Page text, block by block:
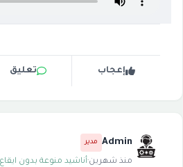
إعجاب تعليق
Admin مدير
منذ شهرين·أناشيد منوعة بدون ايقاع·